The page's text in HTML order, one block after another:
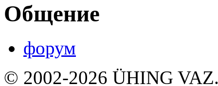
Общение
форум
© 2002-2026 ÜHING